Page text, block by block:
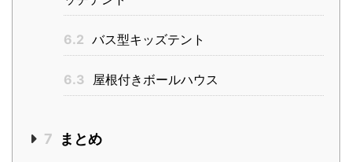
6.2 バス型キッズテント
6.3 屋根付きボールハウス
7 まとめ